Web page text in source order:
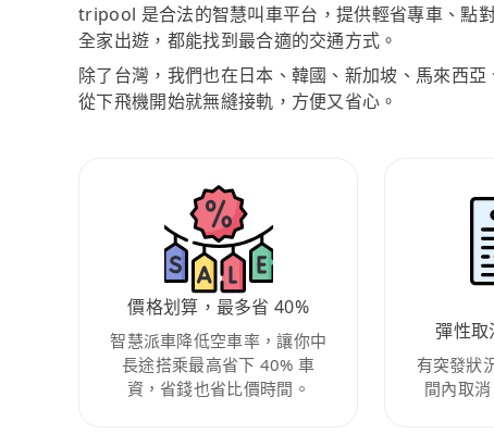
tripool 是合法的智慧叫車平台，提供輕省專車、點
全家出遊，都能找到最合適的交通方式。
除了台灣，我們也在日本、韓國、新加坡、馬來西
從下飛機開始就無縫接軌，方便又省心。
價格划算，最多省 40%
智慧派車降低空車率，讓你中
長途搭乘最高省下 40% 車
資，省錢也省比價時間。
彈性取
有突發狀
間內取